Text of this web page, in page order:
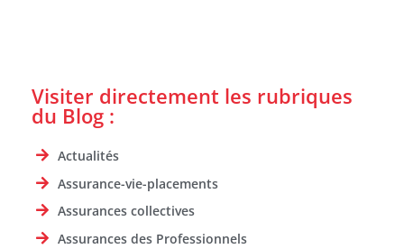
Visiter directement les rubriques
du Blog :
Actualités
Assurance-vie-placements
Assurances collectives
Assurances des Professionnels